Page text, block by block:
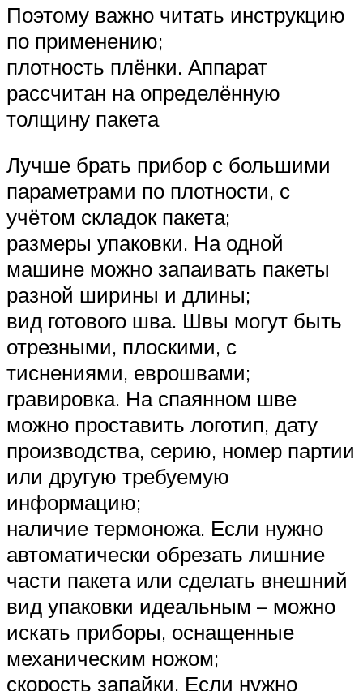
Поэтому важно читать инструкцию
по применению;
плотность плёнки. Аппарат
рассчитан на определённую
толщину пакета
Лучше брать прибор с большими
параметрами по плотности, с
учётом складок пакета;
размеры упаковки. На одной
машине можно запаивать пакеты
разной ширины и длины;
вид готового шва. Швы могут быть
отрезными, плоскими, с
тиснениями, еврошвами;
гравировка. На спаянном шве
можно проставить логотип, дату
производства, серию, номер партии
или другую требуемую
информацию;
наличие термоножа. Если нужно
автоматически обрезать лишние
части пакета или сделать внешний
вид упаковки идеальным – можно
искать приборы, оснащенные
механическим ножом;
скорость запайки. Если нужно